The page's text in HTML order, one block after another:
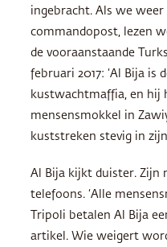
ingebracht. Als we
commandopost, lezen
de vooraanstaande
februari 2017: ‘Al Bija is
kustwachtmaffia, en hij
mensensmokkel in
kuststreken stevig in zijn
Al Bija kijkt duister. Zijn
telefoons. ‘Alle
Tripoli betalen Al Bija
artikel. Wie weigert